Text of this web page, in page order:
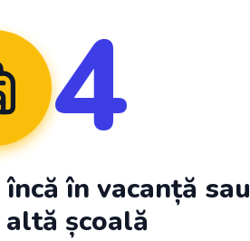
4
în vacanță sau
școală